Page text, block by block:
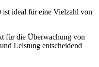
ideal für eine Vielzahl von
für die Überwachung von
Leistung entscheidend